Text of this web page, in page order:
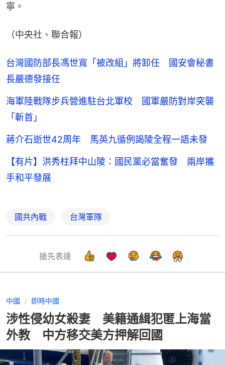
寧。
（中央社、聯合報）
台灣國防部長馮世寬「被改組」將卸任 國安會秘書
長嚴德發接任
海軍陸戰隊步兵營進駐台北軍校 國軍嚴防對岸突襲
「斬首」
蔣介石逝世42周年 馬英九循例謁陵全程一語未發
【有片】洪秀柱拜中山陵：國民黨必當奮發 兩岸攜
手和平發展
國共內戰 台灣軍隊
搶先表達
中國 即時中國
涉性侵幼女殺妻 美籍通緝犯匿上海當
外教 中方移交美方押解回國